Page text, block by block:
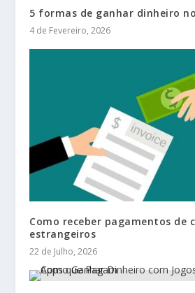
5 formas de ganhar dinheiro
4 de Fevereiro, 2026
Como receber pagamentos de
estrangeiros
22 de Julho, 2026